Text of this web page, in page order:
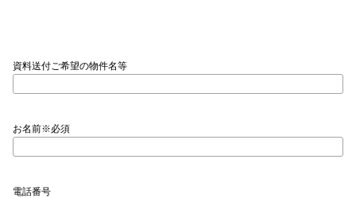
資料送付ご希望の物件名等
お名前※必須
電話番号